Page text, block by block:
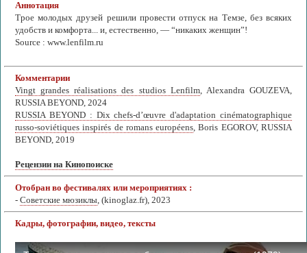
Аннотация
Трое молодых друзей решили провести отпуск на Темзе, без всяких
удобств и комфорта... и, естественно, — “никаких женщин”!
Source : www.lenfilm.ru
Комментарии
Vingt grandes réalisations des studios Lenfilm, Alexandra GOUZEVA,
RUSSIA BEYOND, 2024
RUSSIA BEYOND : Dix chefs-d’œuvre d'adaptation cinématographique
russo-soviétiques inspirés de romans européens, Boris EGOROV, RUSSIA
BEYOND, 2019
Рецензии на Кинопоиске
Отобран во фестивалях или мероприятиях :
- Советские мюзиклы, (kinoglaz.fr), 2023
Кадры, фотографии, видео, тексты